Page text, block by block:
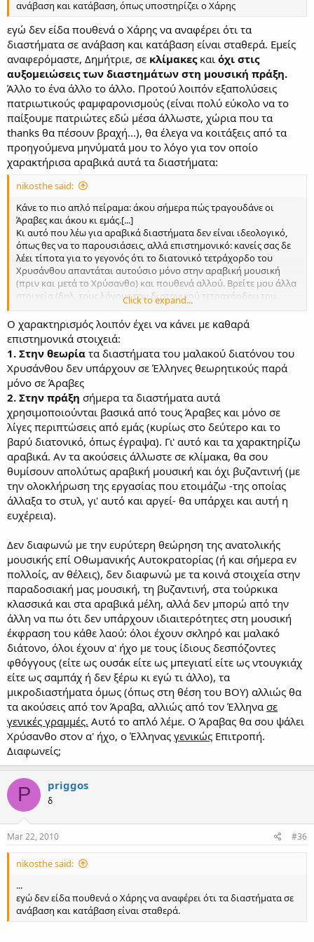
ανάβαση και κατάβαση, όπως υποστηρίζει ο Χάρης
εγώ δεν είδα πουθενά ο Χάρης να αναφέρει ότι τα
διαστήματα σε ανάβαση και κατάβαση είναι σταθερά. Εμείς
αναφερόμαστε, Δημήτριε, σε κλίμακεςκαι όχι στις
αυξομειώσεις των διαστημάτων στη μουσική πράξη.
Άλλο το ένα άλλο το άλλο. Προτού λοιπόν εξαπολύσεις
πατριωτικούς φαμφαρονισμούς (είναι πολύ εύκολο να το
παίξουμε πατριώτες εδώ μέσα άλλωστε, χώρια που τα
thanks θα πέσουν βραχή...), θα έλεγα να κοιτάξεις από τα
προηγούμενα μηνύματά μου το λόγο για τον οποίο
χαρακτήρισα αραβικά αυτά τα διαστήματα:
nikosthe said:
Κάνε το πιο απλό πείραμα: άκου σήμερα πώς τραγουδάνε οι
Άραβες και άκου κι εμάς.[...]
Κι αυτό που λέω για αραβικά διαστήματα δεν είναι ιδεολογικό,
όπως θες να το παρουσιάσεις, αλλά επιστημονικό: κανείς σας δε
λέει τίποτα για το γεγονός ότι το διατονικό τετράχορδο του
Χρυσάνθου απαντάται αυτούσιο μόνο στην αραβική μουσική
(πριν και μετά το Χρύσανθο) και πουθενά αλλού. Βρείτε μου άλλα
στοιχεία (δηλ. τους λόγους του διατονικού τετραχόρδου του
Χρυσάνθου αυτούσιους σε προγενέστερους έλληνες
θεωρητικούς) και το ξανασυζητάμε.
Click to expand...
Ο χαρακτηρισμός λοιπόν έχει να κάνει με καθαρά
επιστημονικά στοιχειά:
1. Στην θεωρία τα διαστήματα του μαλακού διατόνου του
Χρυσάνθου δεν υπάρχουν σε Έλληνες θεωρητικούς παρά
μόνο σε Άραβες
2. Στην πράξη σήμερα τα διαστήματα αυτά
χρησιμοποιούνται βασικά από τους Άραβες και μόνο σε
λίγες περιπτώσεις από εμάς (κυρίως στο δεύτερο και το
βαρύ διατονικό, όπως έγραψα). Γι' αυτό και τα χαρακτηρίζω
αραβικά. Αν τα ακούσεις άλλωστε σε κλίμακα, θα σου
θυμίσουν απολύτως αραβική μουσική και όχι βυζαντινή (με
την ολοκλήρωση της εργασίας που ετοιμάζω -της οποίας
άλλαξα το στυλ, γι' αυτό και αργεί- θα υπάρχει και αυτή η
ευχέρεια).
Δεν διαφωνώ με την ευρύτερη θεώρηση της ανατολικής
μουσικής επί Οθωμανικής Αυτοκρατορίας (ή και σήμερα εν
πολλοίς, αν θέλεις), δεν διαφωνώ με τα κοινά στοιχεία στην
παραδοσιακή μας μουσική, τη βυζαντινή, στα τούρκικα
κλασσικά και στα αραβικά μέλη, αλλά δεν μπορώ από την
άλλη να πω ότι δεν υπάρχουν ιδιαιτερότητες στη μουσική
έκφραση του κάθε λαού: όλοι έχουν σκληρό και μαλακό
διάτονο, όλοι έχουν α' ήχο με τους ίδιους δεσπόζοντες
φθόγγους (είτε ως ουσάκ είτε ως μπεγιατί είτε ως ντουγκιάχ
είτε ως σαμπάχ ή δεν ξέρω κι εγώ τι άλλο), τα
μικροδιαστήματα όμως (όπως στη θέση του ΒΟΥ) αλλιώς θα
τα ακούσεις από τον Άραβα, αλλιώς από τον Έλληνα σε
γενικές γραμμές. Αυτό το απλό λέμε. Ο Άραβας θα σου ψάλει
Χρύσανθο στον α' ήχο, ο Έλληνας γενικώς Επιτροπή.
Διαφωνείς;
P priggos
δ
Mar 22, 2010 #36
nikosthe said:
...
εγώ δεν είδα πουθενά ο Χάρης να αναφέρει ότι τα διαστήματα σε
ανάβαση και κατάβαση είναι σταθερά.